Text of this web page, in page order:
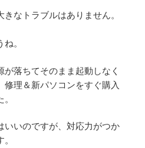
なトラブルはありません。
。
落ちてそのまま起動しなく
修理＆新パソコンをすぐ購入
いいのですが、対応力がつか